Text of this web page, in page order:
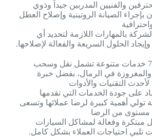
والفنيين المدربين جيداً وذوي
بإجراء الصيانة الروتينية وإصلاح العطل
بالمهارات اللازمة لتحديد أي
الحلول السريعة والفعالة لإصلاحها.
تقدم شركة ونش777 خدمات متنوعة تشمل نقل وسحب
والمغروزة في الرمال، بفضل خبرة
التقنيات والأدوات
على جودة الخدمات التي تقدمها
تولي أهمية كبيرة لرضا عملائها وتسعى
مستوى من الرضا
مبتكرة وفعالة لمشاكل السيارات
تلبي احتياجات العملاء بشكل كامل.